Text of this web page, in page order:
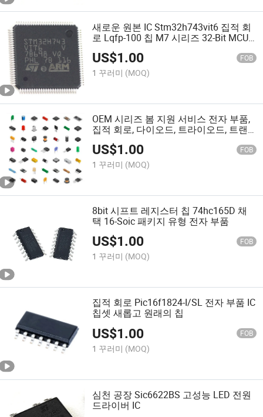
새로운 원본 IC Stm32h743vit6 집적 회
로 Lqfp-100 칩 M7 시리즈 32-Bit MCU
마이크로컨트롤러 칩 IC
US$1.00 FOB
1 꾸러미 (MOQ)
OEM 시리즈 봄 지원 서비스 전자 부품,
집적 회로, 다이오드, 트라이오드, 트랜
지스터
US$1.00 FOB
1 꾸러미 (MOQ)
8bit 시프트 레지스터 칩 74hc165D 채
택 16-Soic 패키지 유형 전자 부품
US$1.00 FOB
1 꾸러미 (MOQ)
집적 회로 Pic16f1824-I/SL 전자 부품 IC
칩셋 새롭고 원래의 칩
US$1.00 FOB
1 꾸러미 (MOQ)
심천 공장 Sic6622BS 고성능 LED 전원
드라이버 IC